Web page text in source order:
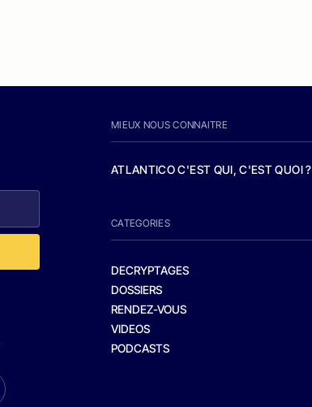
MIEUX NOUS CONNAITRE
ATLANTICO C'EST QUI, C'EST QUOI ?
CATEGORIES
DECRYPTAGES
DOSSIERS
RENDEZ-VOUS
VIDEOS
PODCASTS